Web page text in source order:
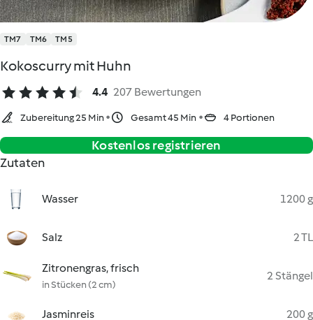
TM7 TM6 TM5
Kokoscurry mit Huhn
4.4 207 Bewertungen
Zubereitung 25 Min Gesamt 45 Min 4 Portionen
Kostenlos registrieren
Zutaten
Wasser 1200 g
Salz 2 TL
Zitronengras, frisch
in Stücken (2 cm)
2 Stängel
Jasminreis 200 g